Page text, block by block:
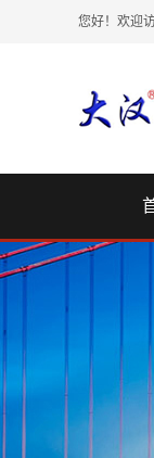
您好！欢迎